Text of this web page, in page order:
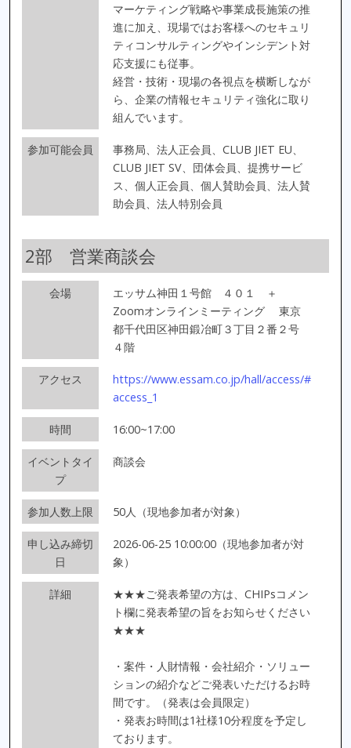
マーケティング戦略や事業成長施策の推
進に加え、現場ではお客様へのセキュリ
ティコンサルティングやインシデント対
応支援にも従事。
経営・技術・現場の各視点を横断しなが
ら、企業の情報セキュリティ強化に取り
組んでいます。
参加可能会員
事務局、法人正会員、CLUB JIET EU、
CLUB JIET SV、団体会員、提携サービ
ス、個人正会員、個人賛助会員、法人賛
助会員、法人特別会員
2部 営業商談会
会場
エッサム神田１号館 ４０１ ＋
Zoomオンラインミーティング
東京
都千代田区神田鍛冶町３丁目２番２号
４階
アクセス
https://www.essam.co.jp/hall/access/#
access_1
時間 16:00~17:00
イベントタイ
プ
商談会
参加人数上限 50人（現地参加者が対象）
申し込み締切
日
2026-06-25 10:00:00（現地参加者が対
象）
詳細
★★★ご発表希望の方は、CHIPsコメン
ト欄に発表希望の旨をお知らせください
★★★
・案件・人財情報・会社紹介・ソリュー
ションの紹介などご発表いただけるお時
間です。（発表は会員限定）
・発表お時間は1社様10分程度を予定し
ております。